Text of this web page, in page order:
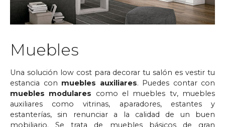
Muebles
Una solución low cost para decorar tu salón es vestir tu
estancia con muebles auxiliares. Puedes contar con
muebles modulares como el muebles tv, muebles
auxiliares como vitrinas, aparadores, estantes y
estanterías, sin renunciar a la calidad de un buen
mobiliario. Se trata de muebles básicos de gran